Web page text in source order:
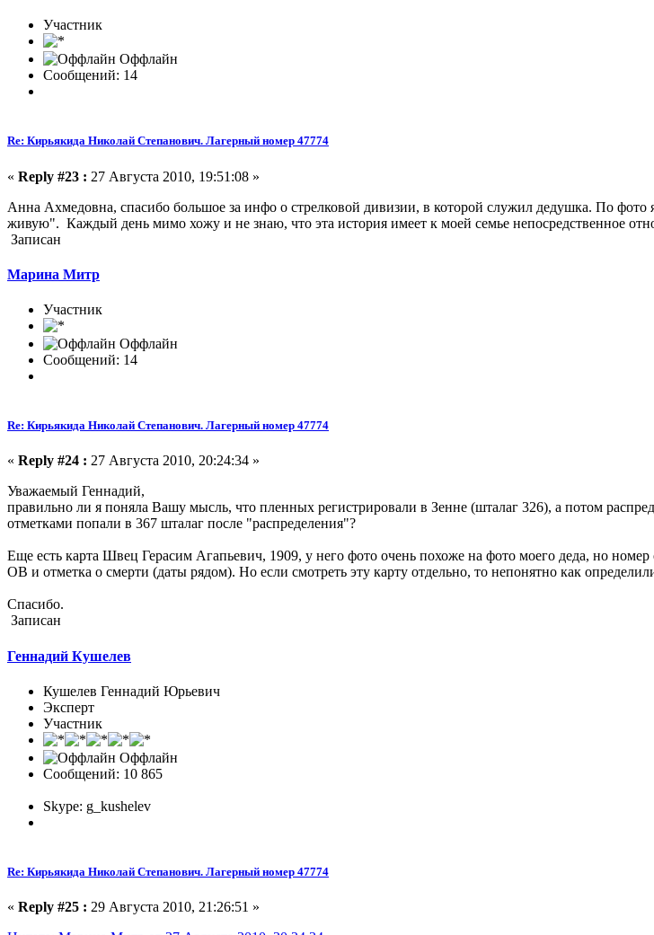
Участник
Оффлайн
Сообщений: 14
Re: Кирьякида Николай Степанович. Лагерный номер 47774
« Reply #23 : 27 Августа 2010, 19:51:08 »
Анна Ахмедовна, спасибо большое за инфо о стрелковой дивизии, в которой служил дедушка. По
живую". Каждый день мимо хожу и не знаю, что эта история имеет к моей семье непосредственное
Записан
Марина Митр
Участник
Оффлайн
Сообщений: 14
Re: Кирьякида Николай Степанович. Лагерный номер 47774
« Reply #24 : 27 Августа 2010, 20:24:34 »
Уважаемый Геннадий,
правильно ли я поняла Вашу мысль, что пленных регистрировали в Зенне (шталаг 326), а потом
отметками попали в 367 шталаг после "распределения"?
Еще есть карта Швец Герасим Агапьевич, 1909, у него фото очень похоже на фото моего деда, но
ОВ и отметка о смерти (даты рядом). Но если смотреть эту карту отдельно, то непонятно как
Спасибо.
Записан
Геннадий Кушелев
Кушелев Геннадий Юрьевич
Эксперт
Участник
Оффлайн
Сообщений: 10 865
Skype: g_kushelev
Re: Кирьякида Николай Степанович. Лагерный номер 47774
« Reply #25 : 29 Августа 2010, 21:26:51 »